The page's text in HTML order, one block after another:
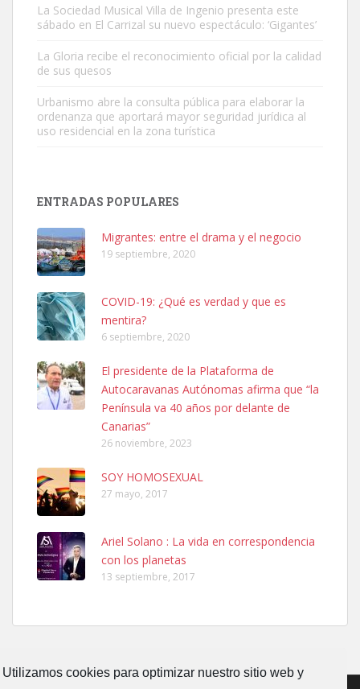
Utilizamos cookies para optimizar nuestro sitio web y
Busco adopción responsable para mi perra. Pastor alemán,
hembra, 4 años. Por motivos personales ...
Leales.org » Gran Canaria
Ninfa perdida
El día 5 se los perdió una ninfa papillera, asustada tiene miedo a la
calle, se perdió por la zon...
Leales.org » Gran Canaria
6.7.2025
Adopcion
Busco casa de acogida para mi perrita ya que por temas de trabajo
no la puedo tener. Solo gente r...
La Sociedad Musical Villa de Ingenio presenta este
sábado en El Carrizal su nuevo espectáculo: ‘Gigantes’
La Gloria recibe el reconocimiento oficial por la calidad
de sus quesos
Urbanismo abre la consulta pública para elaborar la
ordenanza que aportará mayor seguridad jurídica al
uso residencial en la zona turística
ENTRADAS POPULARES
Migrantes: entre el drama y el negocio
19 septiembre, 2020
COVID-19: ¿Qué es verdad y que es
mentira?
6 septiembre, 2020
El presidente de la Plataforma de
Autocaravanas Autónomas afirma que “la
Península va 40 años por delante de
Canarias”
26 noviembre, 2023
SOY HOMOSEXUAL
27 mayo, 2017
Ariel Solano : La vida en correspondencia
con los planetas
13 septiembre, 2017